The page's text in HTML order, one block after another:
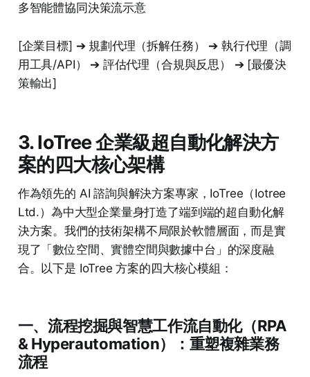
多智能體協同決策流示意
[企業目標] ➔ 規劃代理（拆解任務） ➔ 執行代理（調
用工具/API） ➔ 評估代理（合規與反思） ➔ [最優決
策輸出]
3. IoTree 企業級超自動化解決方
案的四大核心架構
作為領先的 AI 諮詢與解決方案專家，IoTree（Iotree
Ltd.）為中大型企業量身打造了端到端的超自動化解
決方案。我們的技術架構不局限於軟體層面，而是實
現了「數位空間、實體空間與數據中台」的深度融
合。以下是 IoTree 方案的四大核心模組：
一、流程挖掘與智慧工作流自動化（RPA
& Hyperautomation）：重塑複雜業務
流程